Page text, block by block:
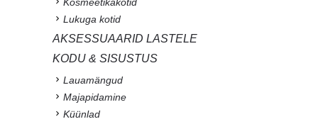
Lukuga kotid
AKSESSUAARID LASTELE
KODU & SISUSTUS
Lauamängud
Majapidamine
Küünlad